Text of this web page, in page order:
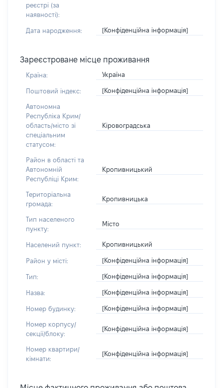
реєстрі (за
наявності):
Дата народження: [Конфіденційна інформація]
Зареєстроване місце проживання
Країна: Україна
Поштовий індекс: [Конфіденційна інформація]
Автономна
Республіка Крим/
область/місто зі
спеціальним
статусом:
Кіровоградська
Район в області та
Автономній
Республіці Крим:
Кропивницький
Територіальна
громада:
Кропивницька
Тип населеного
пункту:
Місто
Населений пункт: Кропивницький
Район у місті: [Конфіденційна інформація]
Тип: [Конфіденційна інформація]
Назва: [Конфіденційна інформація]
Номер будинку: [Конфіденційна інформація]
Номер корпусу/
секції/блоку:
[Конфіденційна інформація]
Номер квартири/
кімнати:
[Конфіденційна інформація]